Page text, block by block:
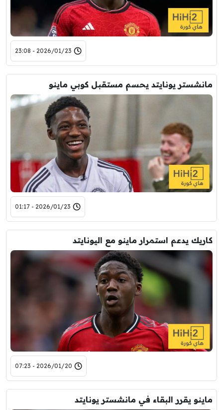
2026/01/23 - 23:08
مانشستر يونايتد يحسم مستقبل كوبي ماينو
2026/01/23 - 01:17
كاريك يدعم استمرار ماينو مع اليونايتد
2026/01/20 - 07:23
ماينو يقرر البقاء في مانشستر يونايتد